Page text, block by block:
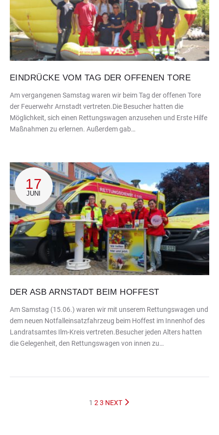
EINDRÜCKE VOM TAG DER OFFENEN TORE
Am vergangenen Samstag waren wir beim Tag der offenen Tore
der Feuerwehr Arnstadt vertreten.Die Besucher hatten die
Möglichkeit, sich einen Rettungswagen anzusehen und Erste Hilfe
Maßnahmen zu erlernen. Außerdem gab…
17
JUNI
DER ASB ARNSTADT BEIM HOFFEST
Am Samstag (15.06.) waren wir mit unserem Rettungswagen und
dem neuen Notfalleinsatzfahrzeug beim Hoffest im Innenhof des
Landratsamtes Ilm-Kreis vertreten.Besucher jeden Alters hatten
die Gelegenheit, den Rettungswagen von innen zu…
1 2 3 NEXT